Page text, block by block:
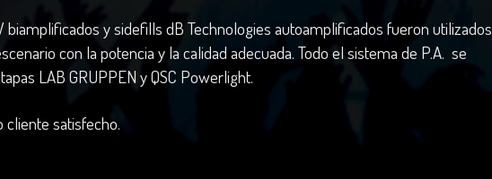
biamplificados y sidefills dB Technologies autoamplificados fueron utilizados
con la potencia y la calidad adecuada. Todo el sistema de P.A. se
LAB GRUPPEN y QSC Powerlight.
cliente satisfecho.